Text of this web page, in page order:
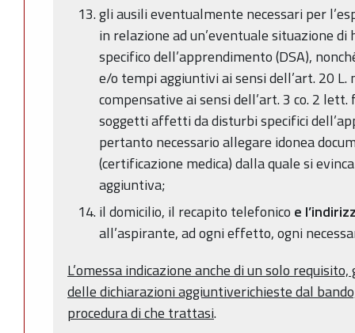
gli ausili eventualmente necessari per
in relazione ad un’eventuale situazione
specifico dell’apprendimento (DSA),
e/o tempi aggiuntivi ai sensi dell’art. 20
compensative ai sensi dell’art. 3 co. 2 lett.
soggetti affetti da disturbi specifici
pertanto necessario allegare idonea
(certificazione medica) dalla quale si
aggiuntiva;
il domicilio, il recapito telefonico e
all’aspirante, ad ogni effetto, ogni
L’omessa indicazione anche di un solo
delle dichiarazioni aggiuntiverichieste dal
procedura di che trattasi.